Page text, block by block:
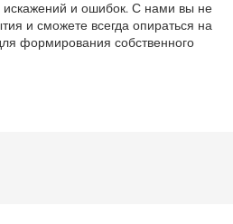
искажений и ошибок. С нами вы не
и сможете всегда опираться на
формирования собственного